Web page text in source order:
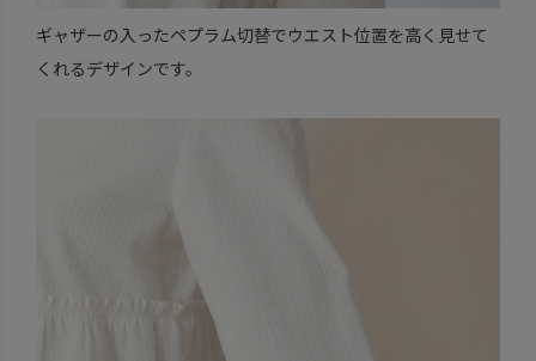
ギャザーの入ったペプラム切替でウエスト位置を高く見せて
くれるデザインです。